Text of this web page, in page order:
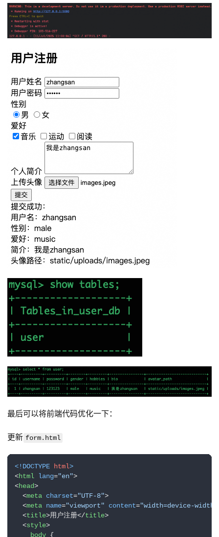
最后可以将前端代码优化一下：
更新 form.html
<!DOCTYPE html>
<html lang="en">
<head>
<meta charset="UTF-8">
<meta name="viewport" content="width=device-
<title>用户注册</title>
<style>
body {